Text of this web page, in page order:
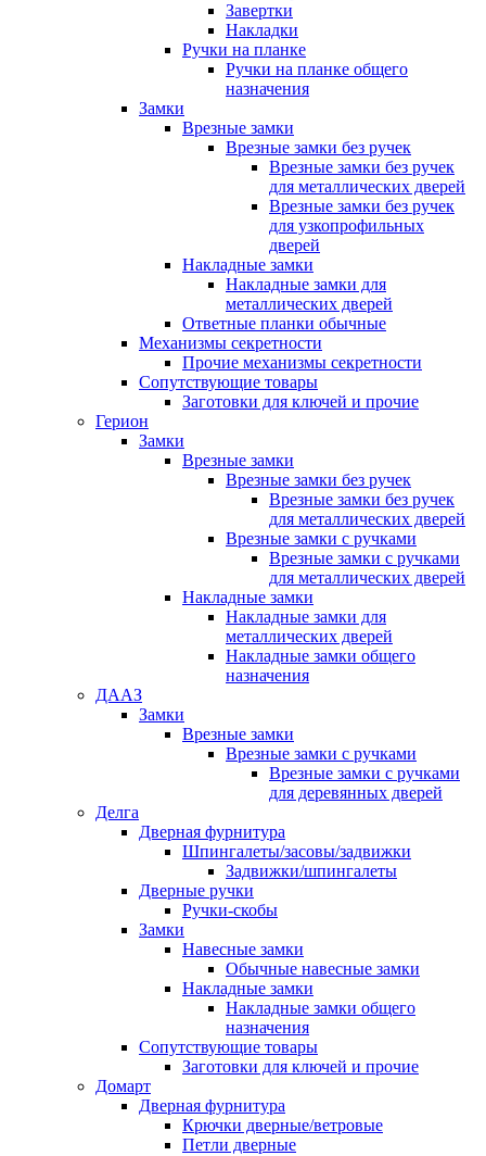
Завертки
Накладки
Ручки на планке
Ручки на планке общего
назначения
Замки
Врезные замки
Врезные замки без ручек
Врезные замки без ручек
для металлических дверей
Врезные замки без ручек
для узкопрофильных
дверей
Накладные замки
Накладные замки для
металлических дверей
Ответные планки обычные
Механизмы секретности
Прочие механизмы секретности
Сопутствующие товары
Заготовки для ключей и прочие
Герион
Замки
Врезные замки
Врезные замки без ручек
Врезные замки без ручек
для металлических дверей
Врезные замки с ручками
Врезные замки с ручками
для металлических дверей
Накладные замки
Накладные замки для
металлических дверей
Накладные замки общего
назначения
ДААЗ
Замки
Врезные замки
Врезные замки с ручками
Врезные замки с ручками
для деревянных дверей
Делга
Дверная фурнитура
Шпингалеты/засовы/задвижки
Задвижки/шпингалеты
Дверные ручки
Ручки-скобы
Замки
Навесные замки
Обычные навесные замки
Накладные замки
Накладные замки общего
назначения
Сопутствующие товары
Заготовки для ключей и прочие
Домарт
Дверная фурнитура
Крючки дверные/ветровые
Петли дверные